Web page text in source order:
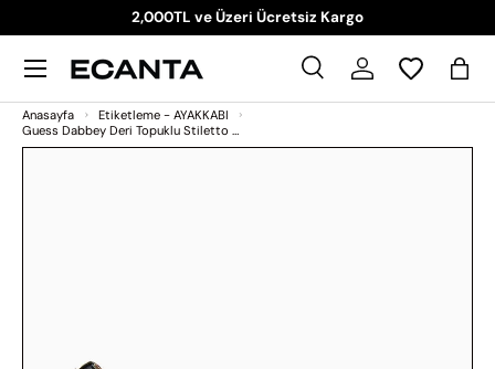
İçeriği atla
2,000TL ve Üzeri Ücretsiz Kargo
Ara
Ara
Ara Giriş Yap
Menü
Anasayfa
Etiketleme - AYAKKABI
Guess Dabbey Deri Topuklu Stiletto Black